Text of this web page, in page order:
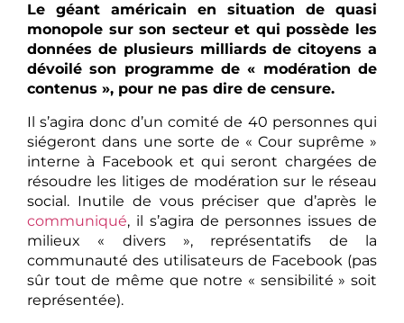
Le géant américain en situation de quasi
monopole sur son secteur et qui possède les
données de plusieurs milliards de citoyens a
dévoilé son programme de « modération de
contenus », pour ne pas dire de censure.
Il s’agira donc d’un comité de 40 personnes qui
siégeront dans une sorte de « Cour suprême »
interne à Facebook et qui seront chargées de
résoudre les litiges de modération sur le réseau
social. Inutile de vous préciser que d’après le
communiqué, il s’agira de personnes issues de
milieux « divers », représentatifs de la
communauté des utilisateurs de Facebook (pas
sûr tout de même que notre « sensibilité » soit
représentée).